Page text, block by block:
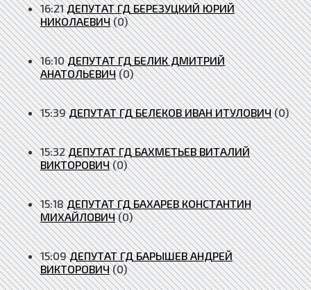
16:21 ДЕПУТАТ ГД БЕРЕЗУЦКИЙ ЮРИЙ
НИКОЛАЕВИЧ (0)
16:10 ДЕПУТАТ ГД БЕЛИК ДМИТРИЙ
АНАТОЛЬЕВИЧ (0)
15:39 ДЕПУТАТ ГД БЕЛЕКОВ ИВАН ИТУЛОВИЧ (0)
15:32 ДЕПУТАТ ГД БАХМЕТЬЕВ ВИТАЛИЙ
ВИКТОРОВИЧ (0)
15:18 ДЕПУТАТ ГД БАХАРЕВ КОНСТАНТИН
МИХАЙЛОВИЧ (0)
15:09 ДЕПУТАТ ГД БАРЫШЕВ АНДРЕЙ
ВИКТОРОВИЧ (0)